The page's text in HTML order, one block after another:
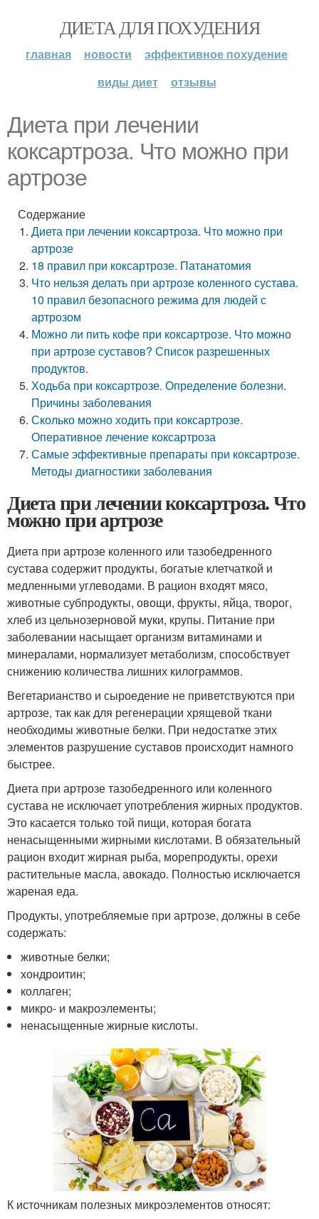
ДИЕТА ДЛЯ ПОХУДЕНИЯ
главная новости
эффективное похудение
виды диет
отзывы
Диета при лечении
коксартроза. Что можно при
артрозе
Содержание
Диета при лечении коксартроза. Что можно при
артрозе
18 правил при коксартрозе. Патанатомия
Что нельзя делать при артрозе коленного сустава.
10 правил безопасного режима для людей с
артрозом
Можно ли пить кофе при коксартрозе. Что можно
при артрозе суставов? Список разрешенных
продуктов.
Ходьба при коксартрозе. Определение болезни.
Причины заболевания
Сколько можно ходить при коксартрозе.
Оперативное лечение коксартроза
Самые эффективные препараты при коксартрозе.
Методы диагностики заболевания
Диета при лечении коксартроза. Что
можно при артрозе
Диета при артрозе коленного или тазобедренного
сустава содержит продукты, богатые клетчаткой и
медленными углеводами. В рацион входят мясо,
животные субпродукты, овощи, фрукты, яйца, творог,
хлеб из цельнозерновой муки, крупы. Питание при
заболевании насыщает организм витаминами и
минералами, нормализует метаболизм, способствует
снижению количества лишних килограммов.
Вегетарианство и сыроедение не приветствуются при
артрозе, так как для регенерации хрящевой ткани
необходимы животные белки. При недостатке этих
элементов разрушение суставов происходит намного
быстрее.
Диета при артрозе тазобедренного или коленного
сустава не исключает употребления жирных продуктов.
Это касается только той пищи, которая богата
ненасыщенными жирными кислотами. В обязательный
рацион входит жирная рыба, морепродукты, орехи
растительные масла, авокадо. Полностью исключается
жареная еда.
Продукты, употребляемые при артрозе, должны в себе
содержать:
животные белки;
хондроитин;
коллаген;
микро- и макроэлементы;
ненасыщенные жирные кислоты.
К источникам полезных микроэлементов относят: